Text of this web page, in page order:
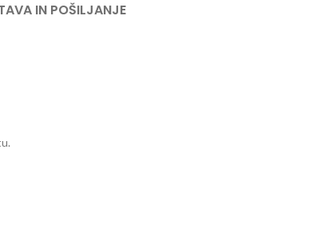
IN POŠILJANJE